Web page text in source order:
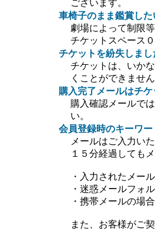
ございます。
車椅子のまま鑑賞し
劇場によって制限
チケットスペース
チケットを紛失しま
チケットは、いか
くことができませ
購入完了メールはチ
購入確認メールで
い。
会員登録時のキーワ
メールはご入力い
１５分経過しても
・入力されたメー
・迷惑メールフォ
・携帯メールの場
また、お客様がご